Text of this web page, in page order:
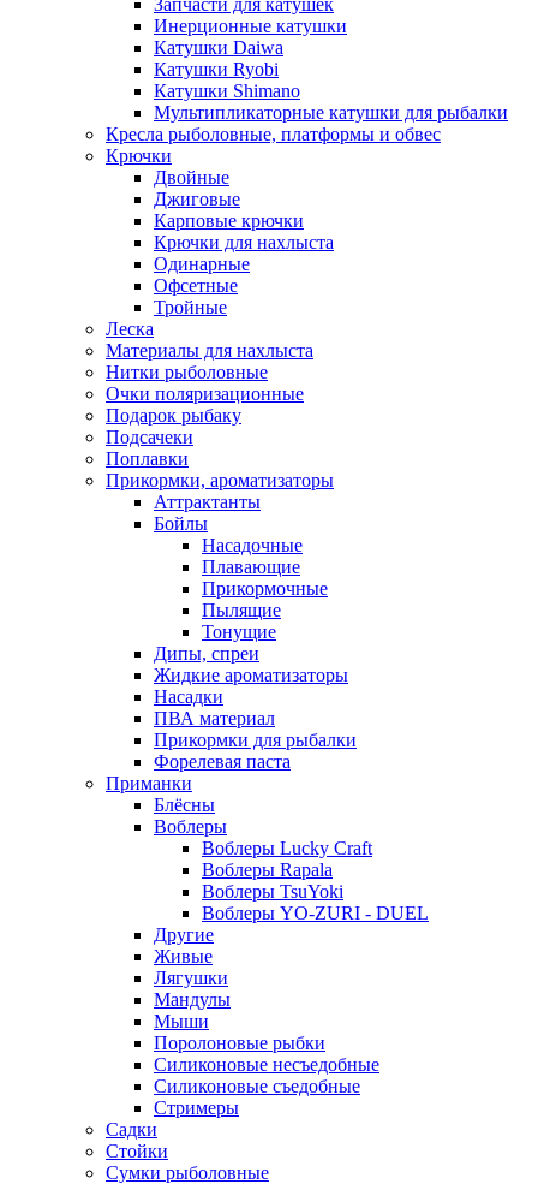
Запчасти для катушек
Инерционные катушки
Катушки Daiwa
Катушки Ryobi
Катушки Shimano
Мультипликаторные катушки для рыбалки
Кресла рыболовные, платформы и обвес
Крючки
Двойные
Джиговые
Карповые крючки
Крючки для нахлыста
Одинарные
Офсетные
Тройные
Леска
Материалы для нахлыста
Нитки рыболовные
Очки поляризационные
Подарок рыбаку
Подсачеки
Поплавки
Прикормки, ароматизаторы
Аттрактанты
Бойлы
Насадочные
Плавающие
Прикормочные
Пылящие
Тонущие
Дипы, спреи
Жидкие ароматизаторы
Насадки
ПВА материал
Прикормки для рыбалки
Форелевая паста
Приманки
Блёсны
Воблеры
Воблеры Lucky Craft
Воблеры Rapala
Воблеры TsuYoki
Воблеры YO-ZURI - DUEL
Другие
Живые
Лягушки
Мандулы
Мыши
Поролоновые рыбки
Силиконовые несъедобные
Силиконовые съедобные
Стримеры
Садки
Стойки
Сумки рыболовные